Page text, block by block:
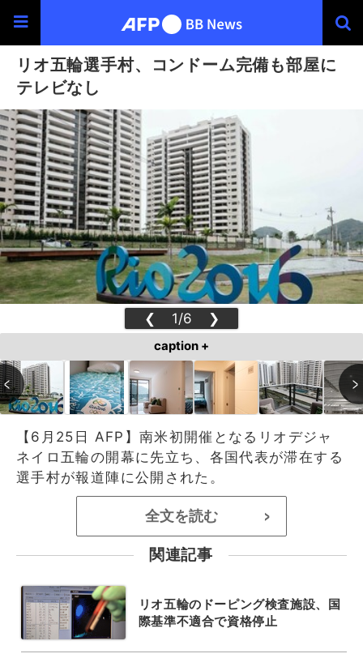
リオ五輪選手村、コンドーム完備も部屋に
テレビなし
❮ 1/6 ❯
caption +
【6月25日 AFP】南米初開催となるリオデジャ
ネイロ五輪の開幕に先立ち、各国代表が滞在する
選手村が報道陣に公開された。
全文を読む >
関連記事
リオ五輪のドーピング検査施設、国
際基準不適合で資格停止